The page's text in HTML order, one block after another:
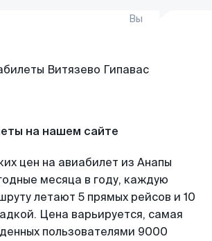
Вы
на нашем сайте
цен на авиабилет из Анапы
месяца в году, каждую
летают 5 прямых рейсов и 10
Цена варьируется, самая
пользователями 9000